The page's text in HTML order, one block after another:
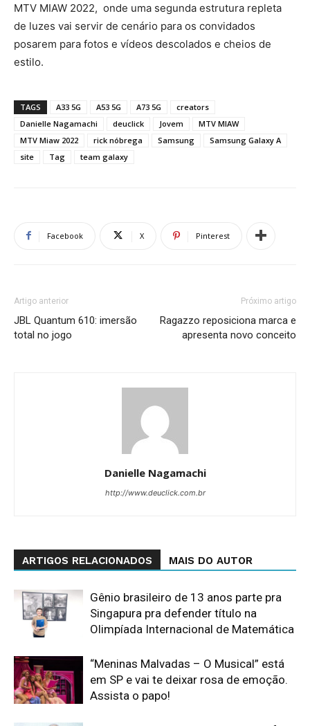
MTV MIAW 2022, onde uma segunda estrutura repleta
de luzes vai servir de cenário para os convidados
posarem para fotos e vídeos descolados e cheios de
estilo.
TAGS A33 5G A53 5G A73 5G
creators
Danielle Nagamachi
deuclick Jovem
MTV MIAW
MTV Miaw 2022
rick nóbrega Samsung
Samsung Galaxy A
site
Tag team galaxy
Facebook X Pinterest
Artigo anterior
JBL Quantum 610: imersão
total no jogo
Próximo artigo
Ragazzo reposiciona marca e
apresenta novo conceito
Danielle Nagamachi
http://www.deuclick.com.br
ARTIGOS RELACIONADOS MAIS DO AUTOR
Gênio brasileiro de 13 anos parte pra
Singapura pra defender título na
Olimpíada Internacional de Matemática
“Meninas Malvadas – O Musical” está
em SP e vai te deixar rosa de emoção.
Assista o papo!